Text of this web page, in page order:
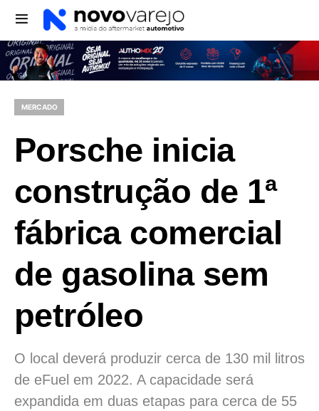
MERCADO
Porsche inicia
construção de 1ª
fábrica comercial
de gasolina sem
petróleo
O local deverá produzir cerca de 130 mil litros
de eFuel em 2022. A capacidade será
expandida em duas etapas para cerca de 55